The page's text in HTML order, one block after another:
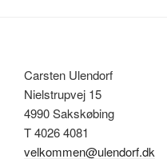
Carsten Ulendorf
Nielstrupvej 15
4990 Sakskøbing
T 4026 4081
velkommen@ulendorf.dk